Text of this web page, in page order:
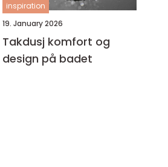
inspiration
19. January 2026
Takdusj komfort og
design på badet